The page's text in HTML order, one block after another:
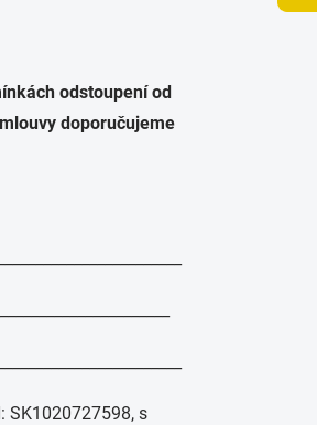
odstoupení od
doporučujeme
SK1020727598, s